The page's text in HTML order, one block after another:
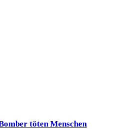
töten Menschen